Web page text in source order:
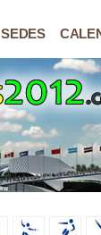
SEDES